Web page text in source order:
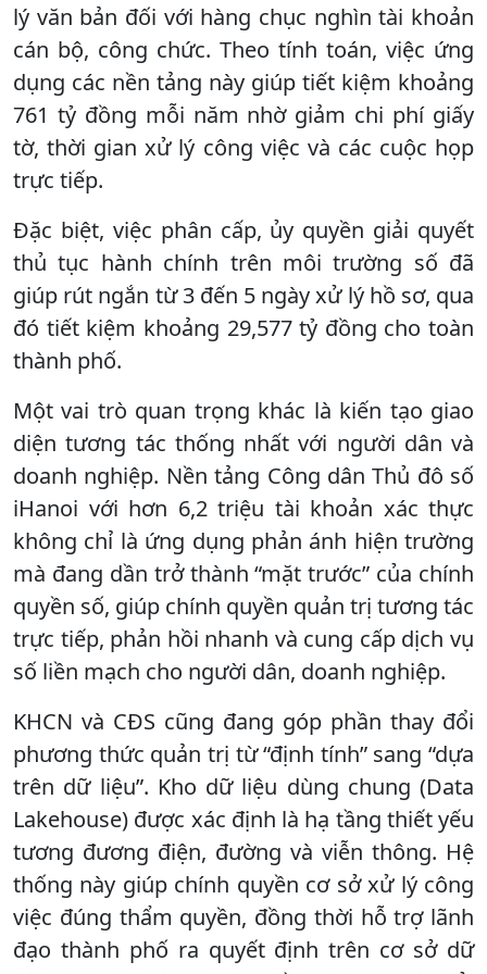
lý văn bản đối với hàng chục nghìn tài khoản
cán bộ, công chức. Theo tính toán, việc ứng
dụng các nền tảng này giúp tiết kiệm khoảng
761 tỷ đồng mỗi năm nhờ giảm chi phí giấy
tờ, thời gian xử lý công việc và các cuộc họp
trực tiếp.
Đặc biệt, việc phân cấp, ủy quyền giải quyết
thủ tục hành chính trên môi trường số đã
giúp rút ngắn từ 3 đến 5 ngày xử lý hồ sơ, qua
đó tiết kiệm khoảng 29,577 tỷ đồng cho toàn
thành phố.
Một vai trò quan trọng khác là kiến tạo giao
diện tương tác thống nhất với người dân và
doanh nghiệp. Nền tảng Công dân Thủ đô số
iHanoi với hơn 6,2 triệu tài khoản xác thực
không chỉ là ứng dụng phản ánh hiện trường
mà đang dần trở thành “mặt trước” của chính
quyền số, giúp chính quyền quản trị tương tác
trực tiếp, phản hồi nhanh và cung cấp dịch vụ
số liền mạch cho người dân, doanh nghiệp.
KHCN và CĐS cũng đang góp phần thay đổi
phương thức quản trị từ “định tính” sang “dựa
trên dữ liệu”. Kho dữ liệu dùng chung (Data
Lakehouse) được xác định là hạ tầng thiết yếu
tương đương điện, đường và viễn thông. Hệ
thống này giúp chính quyền cơ sở xử lý công
việc đúng thẩm quyền, đồng thời hỗ trợ lãnh
đạo thành phố ra quyết định trên cơ sở dữ